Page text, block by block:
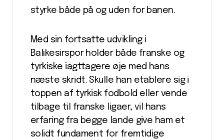
styrke både på og uden for banen.
Med sin fortsatte udvikling i
Balıkesirspor holder både franske og
tyrkiske iagttagere øje med hans
næste skridt. Skulle han etablere sig i
toppen af tyrkisk fodbold eller vende
tilbage til franske ligaer, vil hans
erfaring fra begge lande give ham et
solidt fundament for fremtidige